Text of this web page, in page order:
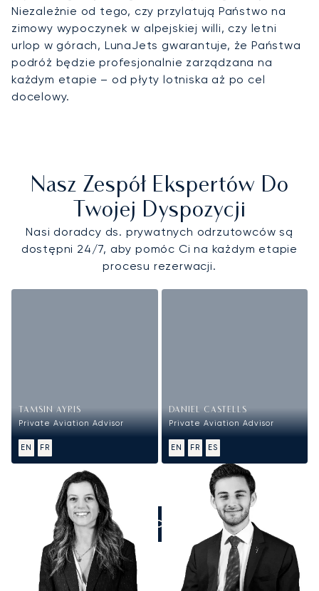
Niezależnie od tego, czy przylatują Państwo na
zimowy wypoczynek w alpejskiej willi, czy letni
urlop w górach, LunaJets gwarantuje, że Państwa
podróż będzie profesjonalnie zarządzana na
każdym etapie – od płyty lotniska aż po cel
docelowy.
Nasz Zespół Ekspertów Do
Twojej Dyspozycji
Nasi doradcy ds. prywatnych odrzutowców są
dostępni 24/7, aby pomóc Ci na każdym etapie
procesu rezerwacji.
TAMSIN AYRIS
Private Aviation Advisor
EN FR
DANIEL CASTELLS
Private Aviation Advisor
EN FR ES
ZADZWOŃCIE DO NAS